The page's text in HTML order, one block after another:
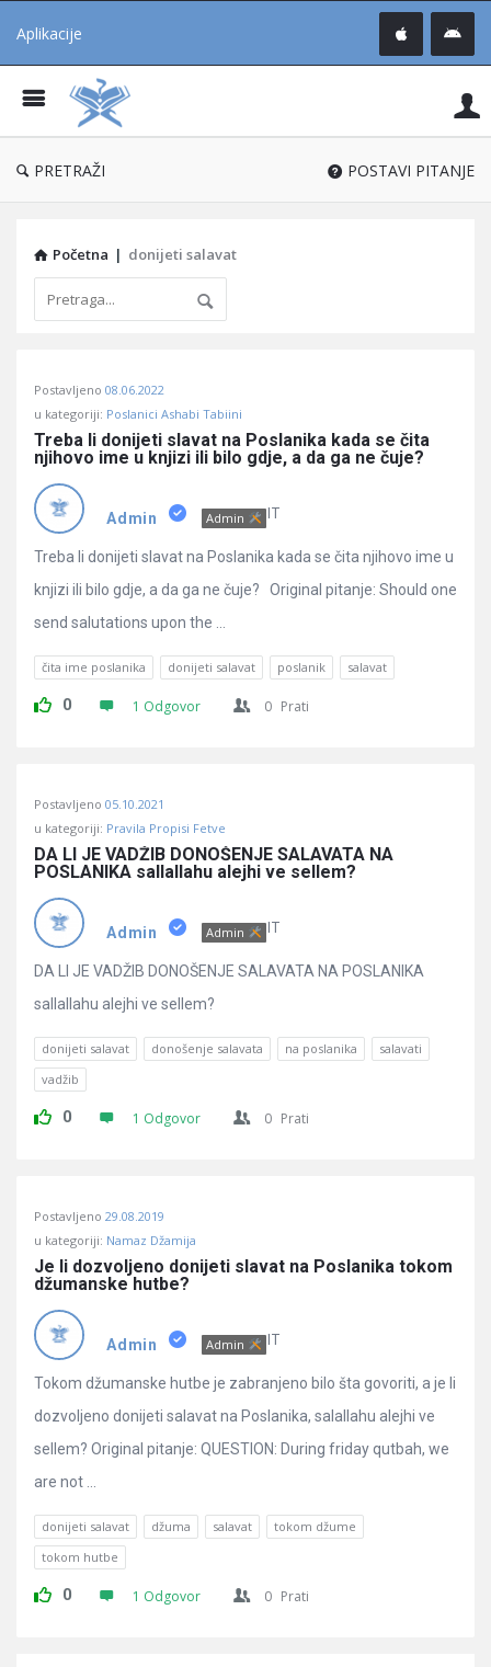
Aplikacije
®
PRETRAŽI POSTAVI PITANJE
Početna | donijeti salavat
Učene
®
Latest
Pitanja
Postavljeno 08.06.2022
u kategoriji: Poslanici Ashabi Tabiini
Treba li donijeti slavat na Poslanika kada se čita
njihovo ime u knjizi ili bilo gdje, a da ga ne čuje?
Admin Admin IT
Treba li donijeti slavat na Poslanika kada se čita njihovo ime u
knjizi ili bilo gdje, a da ga ne čuje? Original pitanje: Should one
send salutations upon the ...
čita ime poslanika donijeti salavat poslanik salavat
0 1 Odgovor 0 Prati
Postavljeno 05.10.2021
u kategoriji: Pravila Propisi Fetve
DA LI JE VADŽIB DONOŠENJE SALAVATA NA
POSLANIKA sallallahu alejhi ve sellem?
Admin Admin IT
DA LI JE VADŽIB DONOŠENJE SALAVATA NA POSLANIKA
sallallahu alejhi ve sellem?
donijeti salavat donošenje salavata na poslanika
salavati
vadžib
0 1 Odgovor 0 Prati
Postavljeno 29.08.2019
u kategoriji: Namaz Džamija
Je li dozvoljeno donijeti slavat na Poslanika tokom
džumanske hutbe?
Admin Admin IT
Tokom džumanske hutbe je zabranjeno bilo šta govoriti, a je li
dozvoljeno donijeti salavat na Poslanika, salallahu alejhi ve
sellem? Original pitanje: QUESTION: During friday qutbah, we
are not ...
donijeti salavat džuma salavat
tokom džume
tokom hutbe
0 1 Odgovor 0 Prati